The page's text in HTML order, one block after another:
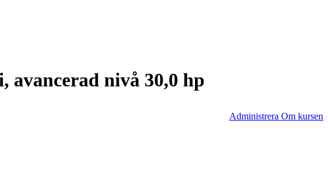
avancerad nivå 30,0 hp
Administrera Om kursen